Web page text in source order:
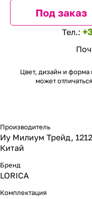
Под заказ
Тел.:
Цвет, дизайн и форма
может
Производитель
Иу Милиум Трейд,
Китай
Бренд
LORICA
Комплектация